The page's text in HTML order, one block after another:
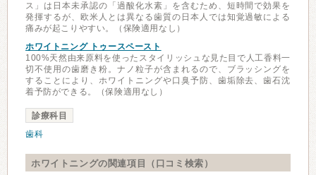
ス」は日本未承認の「過酸化水素」を含むため、短時間で効果を
発揮するが、欧米人とは異なる歯質の日本人では知覚過敏による
痛みが起こりやすい。（保険適用なし）
ホワイトニング トゥースペースト
100%天然由来原料を使ったスタイリッシュな見た目で人工香料一
切不使用の歯磨き粉。ナノ粒子が含まれるので、ブラッシングを
することにより、ホワイトニングや口臭予防、歯垢除去、歯石沈
着予防ができる。（保険適用なし）
診療科目
歯科
ホワイトニングの関連項目（口コミ検索）